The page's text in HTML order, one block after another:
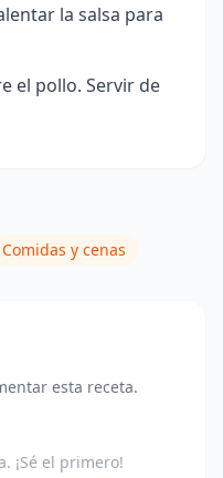
la salsa para
el pollo. Servir de
Comidas y cenas
esta receta.
¡Sé el primero!